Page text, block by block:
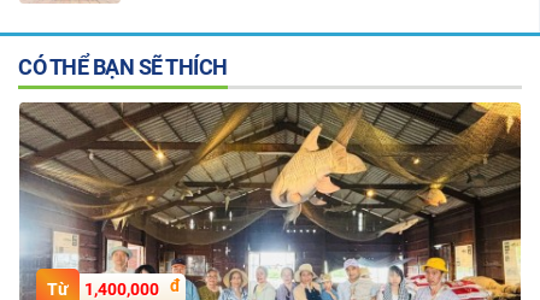
CÓ THỂ BẠN SẼ THÍCH
1,400,000